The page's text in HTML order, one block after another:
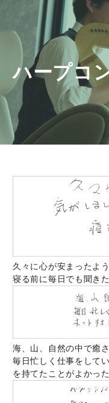
キ
ッ
ハープコ
久々に心が安まったよ
寝る前に毎日でも聞きた
海、山、自然の中で癒
毎日忙しく仕事をして
を持てたことがよかった